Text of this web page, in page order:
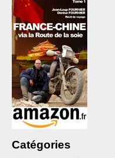
Catégories